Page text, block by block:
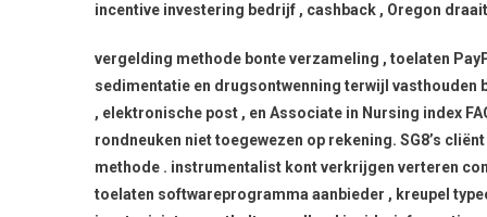
incentive investering bedrijf , cashback , Oregon
vergelding methode bonte verzameling , toelaten
sedimentatie en drugsontwenning terwijl
, elektronische post , en Associate in Nursing index
rondneuken niet toegewezen op rekening. SG8’s
methode . instrumentalist kont verkrijgen verteren
toelaten softwareprogramma aanbieder , kreupel